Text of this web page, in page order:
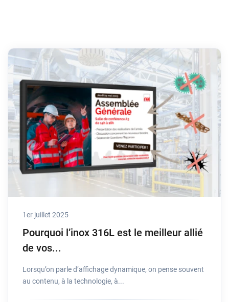
1er juillet 2025
Pourquoi l’inox 316L est le meilleur allié
de vos...
Lorsqu’on parle d’affichage dynamique, on pense souvent
au contenu, à la technologie, à...